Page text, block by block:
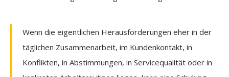
Wenn die eigentlichen Herausforderungen eher in der
täglichen Zusammenarbeit, im Kundenkontakt, in
Konflikten, in Abstimmungen, in Servicequalität oder in